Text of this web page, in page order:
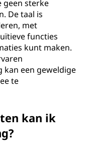
geen sterke
De taal is
met
functies
kunt maken.
kan een geweldige
te
kan ik